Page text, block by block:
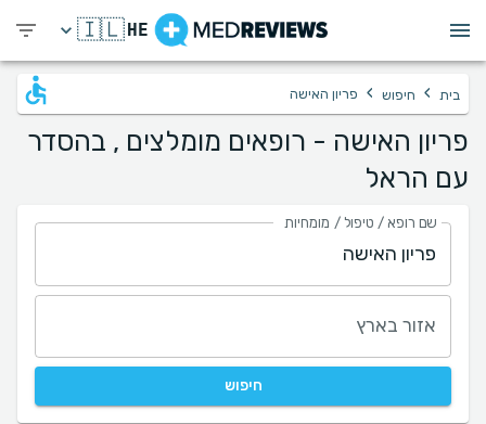
HE
🇮🇱
בית › חיפוש › פריון האישה
פריון האישה - רופאים מומלצים , בהסדר
עם הראל
שם רופא / טיפול / מומחיות
אזור בארץ
חיפוש